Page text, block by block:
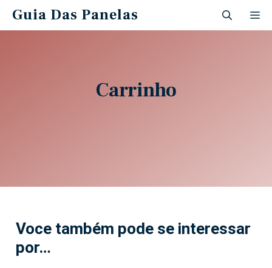
Guia Das Panelas
Carrinho
Voce também pode se interessar
por…